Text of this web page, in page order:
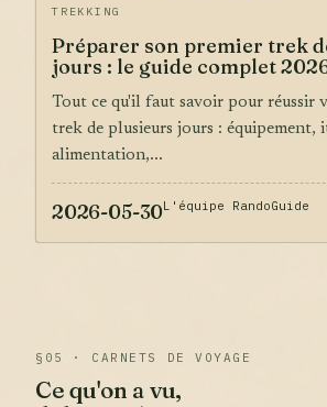
TREKKING
Préparer son premier trek
jours : le guide complet
Tout ce qu'il faut savoir pour réussir votre premier
trek de plusieurs jours : équipement,
alimentation,...
2026-05-30L'équipe RandoGuide
§05 · CARNETS DE VOYAGE
Ce qu'on a vu,